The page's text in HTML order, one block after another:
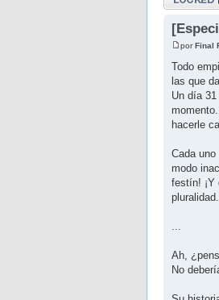
porFinal
Todo
las que
Un día
hacerle
Cada
modo
festín! ¡Y
Ah,
No